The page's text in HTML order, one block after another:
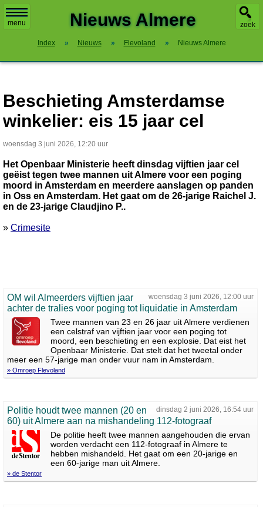
menu zoek
Nieuws Almere
Index » Nieuws » Flevoland » Nieuws Almere
Beschieting Amsterdamse
winkelier: eis 15 jaar cel
woensdag 3 juni 2026, 12:20 uur
Het Openbaar Ministerie heeft dinsdag vijftien jaar cel
geëist tegen twee mannen uit Almere voor een poging
moord in Amsterdam en meerdere aanslagen op panden
in Oss en Amsterdam. Het gaat om de 26-jarige Raichel J.
en de 23-jarige Claudjino P..
» Crimesite
woensdag 3 juni 2026, 12:00 uur
OM wil Almeerders vijftien jaar
achter de tralies voor poging tot liquidatie in Amsterdam
Twee mannen van 23 en 26 jaar uit Almere verdienen
een celstraf van vijftien jaar voor een poging tot
moord, een beschieting en een explosie. Dat eist het
Openbaar Ministerie. Dat stelt dat het tweetal onder
meer een 57-jarige man onder vuur nam in Amsterdam.
» Omroep Flevoland
dinsdag 2 juni 2026, 16:54 uur
Politie houdt twee mannen (20 en
60) uit Almere aan na mishandeling 112-fotograaf
De politie heeft twee mannen aangehouden die ervan
worden verdacht een 112-fotograaf in Almere te
hebben mishandeld. Het gaat om een 20-jarige en
een 60-jarige man uit Almere.
» de Stentor